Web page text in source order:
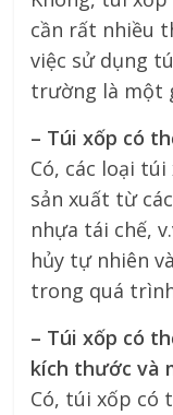
cần rất nhiều
việc sử dụng
trường là một
– Túi xốp có
Có, các loại
sản xuất từ
nhựa tái chế,
hủy tự nhiên
trong quá
– Túi xốp có
kích thước và
Có, túi xốp có